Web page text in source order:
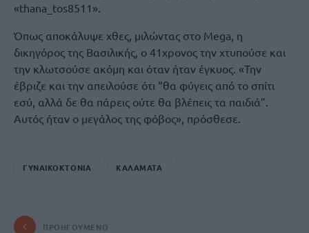
«thana_tos8511».
Όπως αποκάλυψε χθες, μιλώντας στο Mega, η
δικηγόρος της Βασιλικής, ο 41χρονος την χτυπούσε και
την κλωτσούσε ακόμη και όταν ήταν έγκυος. «Την
έβριζε και την απειλούσε ότι “θα φύγεις από το σπίτι
εσύ, αλλά δε θα πάρεις ούτε θα βλέπεις τα παιδιά”.
Αυτός ήταν ο μεγάλος της φόβος», πρόσθεσε.
ΓΥΝΑΙΚΟΚΤΟΝΙΑ ΚΑΛΑΜΑΤΑ
ΠΡΟΗΓΟΎΜΕΝΟ